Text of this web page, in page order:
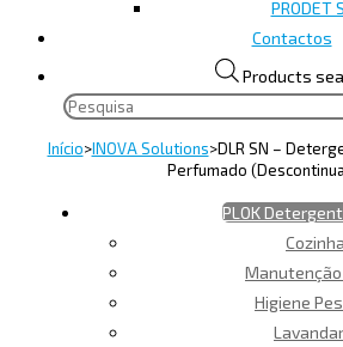
PRODET
Contactos
Products
Início>INOVA Solutions>DLR SN –
Perfumado
PLOK
Cozinha
Manutenção
Higiene